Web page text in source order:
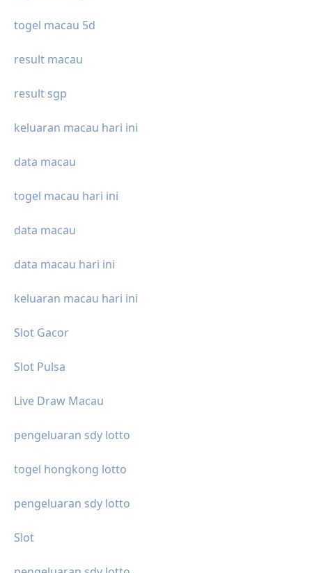
togel macau 5d
result macau
result sgp
keluaran macau hari ini
data macau
togel macau hari ini
data macau
data macau hari ini
keluaran macau hari ini
Slot Gacor
Slot Pulsa
Live Draw Macau
pengeluaran sdy lotto
togel hongkong lotto
pengeluaran sdy lotto
Slot